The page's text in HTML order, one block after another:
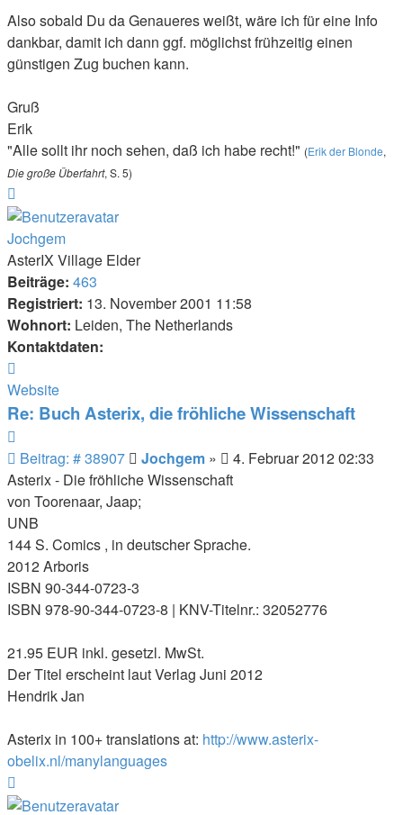
Also sobald Du da Genaueres weißt, wäre ich für eine Info
dankbar, damit ich dann ggf. möglichst frühzeitig einen
günstigen Zug buchen kann.
Gruß
Erik
"Alle sollt ihr noch sehen, daß ich habe recht!" (Erik der Blonde,
Die große Überfahrt, S. 5)
oben
Jochgem
AsterIX Village Elder
Beiträge: 463
Registriert: 13. November 2001 11:58
Wohnort: Leiden, The Netherlands
Kontaktdaten:
von
Jochgem
Website
Re: Buch Asterix, die fröhliche Wissenschaft
Beitrag: # 38907Beitrag
Jochgem »
4. Februar 2012 02:33
Asterix - Die fröhliche Wissenschaft
von Toorenaar, Jaap;
UNB
144 S. Comics , in deutscher Sprache.
2012 Arboris
ISBN 90-344-0723-3
ISBN 978-90-344-0723-8 | KNV-Titelnr.: 32052776
21.95 EUR inkl. gesetzl. MwSt.
Der Titel erscheint laut Verlag Juni 2012
Hendrik Jan
Asterix in 100+ translations at: http://www.asterix-
obelix.nl/manylanguages
oben